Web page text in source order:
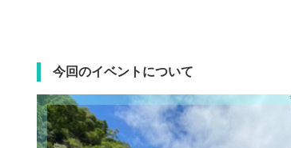
今回のイベントについて